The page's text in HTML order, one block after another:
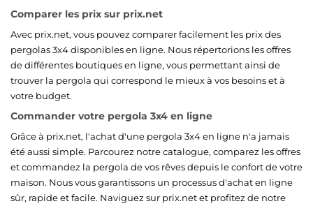
Comparer les prix sur prix.net
Avec prix.net, vous pouvez comparer facilement les prix des
pergolas 3x4 disponibles en ligne. Nous répertorions les offres
de différentes boutiques en ligne, vous permettant ainsi de
trouver la pergola qui correspond le mieux à vos besoins et à
votre budget.
Commander votre pergola 3x4 en ligne
Grâce à prix.net, l'achat d'une pergola 3x4 en ligne n'a jamais
été aussi simple. Parcourez notre catalogue, comparez les offres
et commandez la pergola de vos rêves depuis le confort de votre
maison. Nous vous garantissons un processus d'achat en ligne
sûr, rapide et facile. Naviguez sur prix.net et profitez de notre